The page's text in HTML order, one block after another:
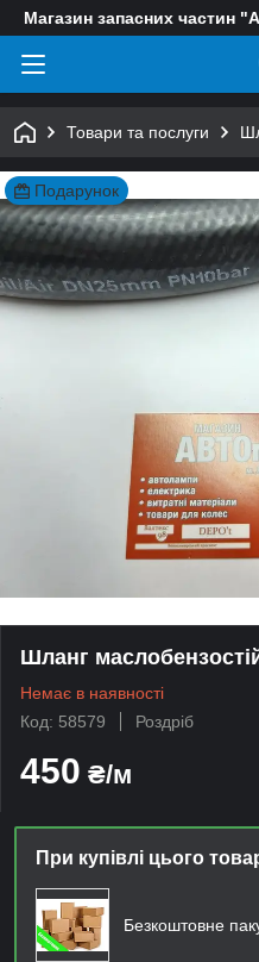
Магазин запасних частин
Товари та послуги
Подарунок
Шланг
Немає в наявності
Код: 58579
Роздріб
450 ₴/м
При купівлі цього
Безкоштовне